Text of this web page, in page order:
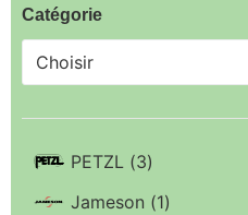
Catégorie
Choisir
PETZL (3)
Jameson (1)